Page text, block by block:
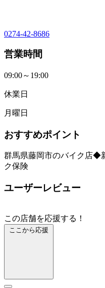
0274-42-8686
営業時間
09:00～19:00
休業日
月曜日
おすすめポイント
群馬県藤岡市のバイク店
ク保険
ユーザーレビュー
この店舗を応援する！
ここから応援